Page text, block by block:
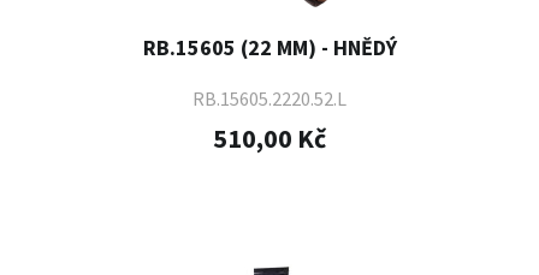
RB.15605 (22 MM) - HNĚDÝ
RB.15605.2220.52.L
510,00 Kč